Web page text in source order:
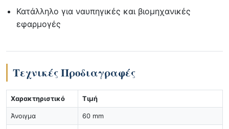
Κατάλληλο για ναυπηγικές και βιομηχανικές
εφαρμογές
Τεχνικές Προδιαγραφές
Χαρακτηριστικό Τιμή
Άνοιγμα 60 mm